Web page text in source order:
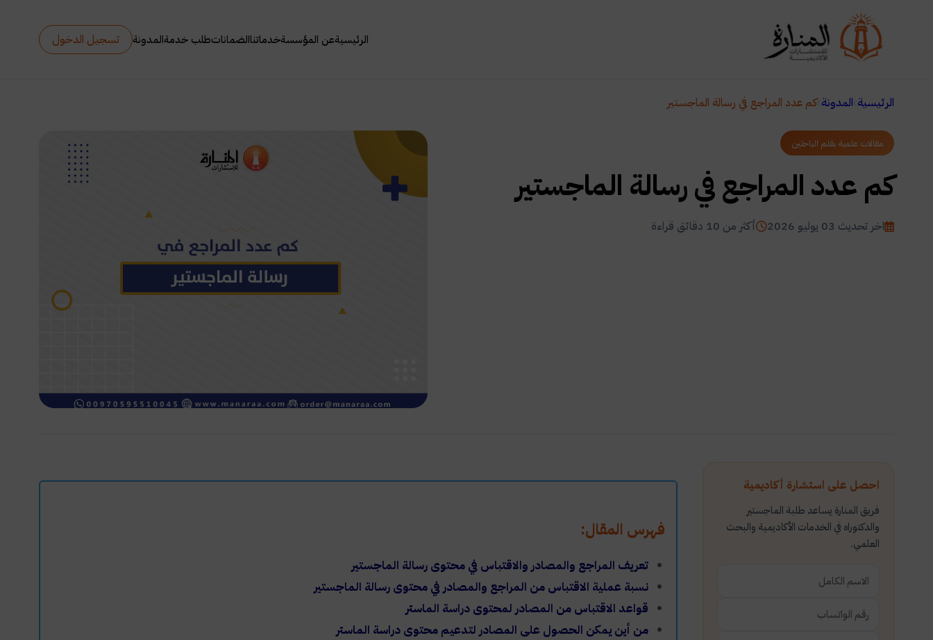
الرئيسيةعن المؤسسةخدماتناالضماناتطلب خدمةالمدونة تسجيل الدخول
الرئيسية المدونة كم عدد المراجع في رسالة الماجستير
مقالات علمية بقلم الباحثين
كم عدد المراجع في رسالة الماجستير
اخر تحديث 03 يوليو 2026 أكثر من 10 دقائق قراءة
احصل على استشارة أكاديمية
فريق المنارة يساعد طلبة الماجستير
والدكتوراه في الخدمات الأكاديمية والبحث
العلمي.
فهرس المقال:
تعريف المراجع والمصادر والاقتباس في محتوى رسالة الماجستير
نسبة عملية الاقتباس من المراجع والمصادر في محتوى رسالة الماجستير
قواعد الاقتباس من المصادر لمحتوى دراسة الماستر
من أين يمكن الحصول على المصادر لتدعيم محتوى دراسة الماستر